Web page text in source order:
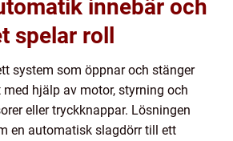
innebär och
spelar roll
system som öppnar och stänger
hjälp av motor, styrning och
eller tryckknappar. Lösningen
en automatisk slagdörr till ett